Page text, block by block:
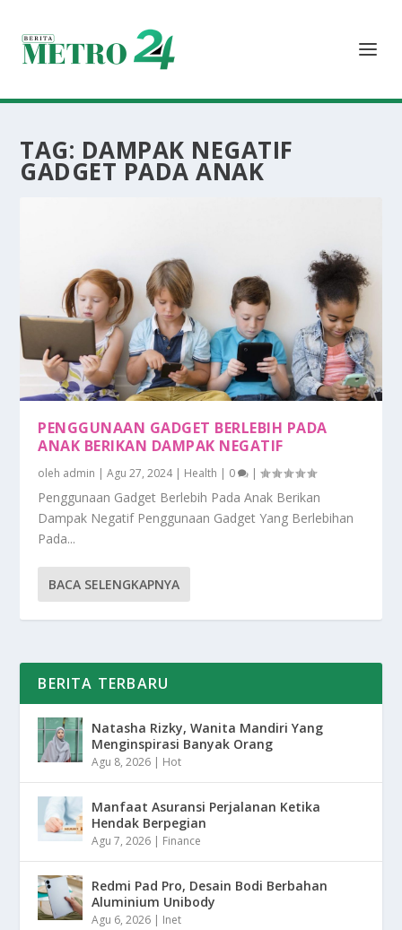
TAG: DAMPAK NEGATIF
GADGET PADA ANAK
PENGGUNAAN GADGET BERLEBIH PADA
ANAK BERIKAN DAMPAK NEGATIF
oleh admin |Agu 27, 2024| Health | 0 |
Penggunaan Gadget Berlebih Pada Anak Berikan
Dampak Negatif Penggunaan Gadget Yang Berlebihan
Pada...
BACA SELENGKAPNYA
BERITA TERBARU
Natasha Rizky, Wanita Mandiri Yang
Menginspirasi Banyak Orang
Agu 8, 2026 | Hot
Manfaat Asuransi Perjalanan Ketika
Hendak Berpegian
Agu 7, 2026 | Finance
Redmi Pad Pro, Desain Bodi Berbahan
Aluminium Unibody
Agu 6, 2026 | Inet